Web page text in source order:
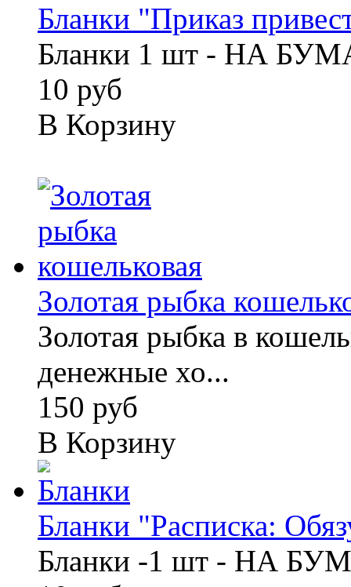
Бланки "Приказ
Бланки 1 шт - НА
10 руб
В Корзину
Золотая рыбка
Золотая рыбка в
денежные хо...
150 руб
В Корзину
Бланки "Расписка:
Бланки -1 шт - НА